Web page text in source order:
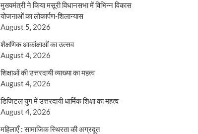
मुख्यमंत्री ने किया मसूरी विधानसभा में विभिन्न विकास
योजनाओं का लोकार्पण-शिलान्यास
August 5, 2026
शैक्षणिक आकांक्षाओं का उत्सव
August 4, 2026
शिक्षाओं की उत्तरदायी व्याख्या का महत्व
August 4, 2026
डिजिटल युग में उत्तरदायी धार्मिक शिक्षा का महत्व
August 4, 2026
महिलाएँ : सामाजिक स्थिरता की अग्रदूत